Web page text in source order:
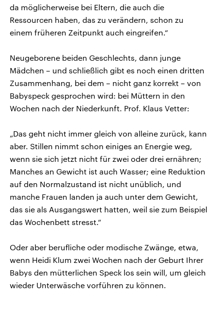
da möglicherweise bei Eltern, die auch die
Ressourcen haben, das zu verändern, schon zu
einem früheren Zeitpunkt auch eingreifen.“
Neugeborene beiden Geschlechts, dann junge
Mädchen – und schließlich gibt es noch einen dritten
Zusammenhang, bei dem – nicht ganz korrekt – von
Babyspeck gesprochen wird: bei Müttern in den
Wochen nach der Niederkunft. Prof. Klaus Vetter:
„Das geht nicht immer gleich von alleine zurück, kann
aber. Stillen nimmt schon einiges an Energie weg,
wenn sie sich jetzt nicht für zwei oder drei ernähren;
Manches an Gewicht ist auch Wasser; eine Reduktion
auf den Normalzustand ist nicht unüblich, und
manche Frauen landen ja auch unter dem Gewicht,
das sie als Ausgangswert hatten, weil sie zum Beispiel
das Wochenbett stresst.“
Oder aber berufliche oder modische Zwänge, etwa,
wenn Heidi Klum zwei Wochen nach der Geburt Ihrer
Babys den mütterlichen Speck los sein will, um gleich
wieder Unterwäsche vorführen zu können.